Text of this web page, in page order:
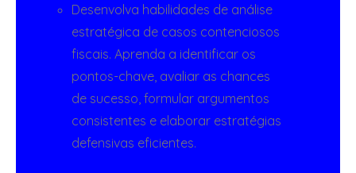
Desenvolva habilidades de análise
estratégica de casos contenciosos
fiscais. Aprenda a identificar os
pontos-chave, avaliar as chances
de sucesso, formular argumentos
consistentes e elaborar estratégias
defensivas eficientes.